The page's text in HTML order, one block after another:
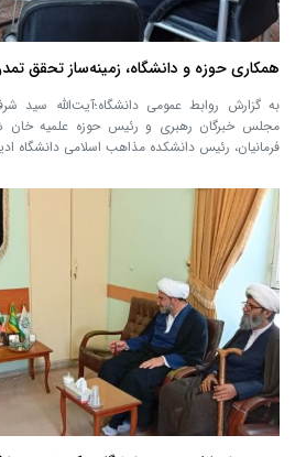
همکاری حوزه و دانشگاه، زمینه‌ساز تحقق
به گزارش روابط عمومی دانشگاه؛آیت‌الله سید
مجلس خبرگان رهبری و رئیس حوزه علمیه خان
فرمانیان، رئیس دانشکده مذاهب اسلامی دانشگاه